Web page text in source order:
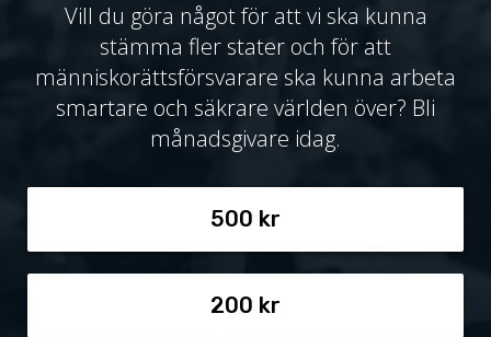
Vill du göra något för att vi ska kunna
stämma fler stater och för att
människorättsförsvarare ska kunna arbeta
smartare och säkrare världen över? Bli
månadsgivare idag.
500
200